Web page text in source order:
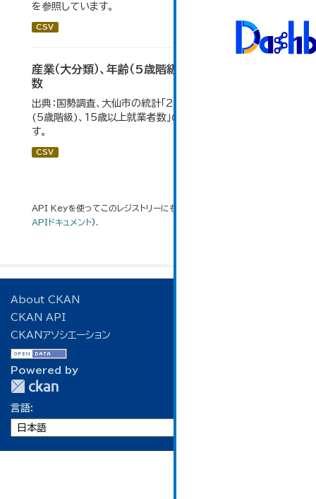
を参照しています。
CSV
産業（大分類）、年齢（5歳階級）、15歳以上就業者
数
出典：国勢調査、大仙市の統計「2-7 産業(大分類)、年齢
(5歳階級)、15歳以上就業者数」のデータを参照していま
す。
CSV
API Keyを使ってこのレジストリーにもアクセス可能です
APIドキュメント).
About CKAN
CKAN API
CKANアソシエーション
Powered by
言語